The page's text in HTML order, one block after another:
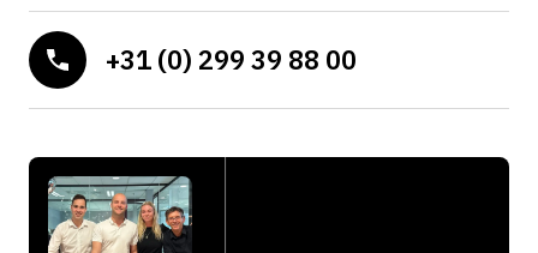
+31 (0) 299 39 88 00